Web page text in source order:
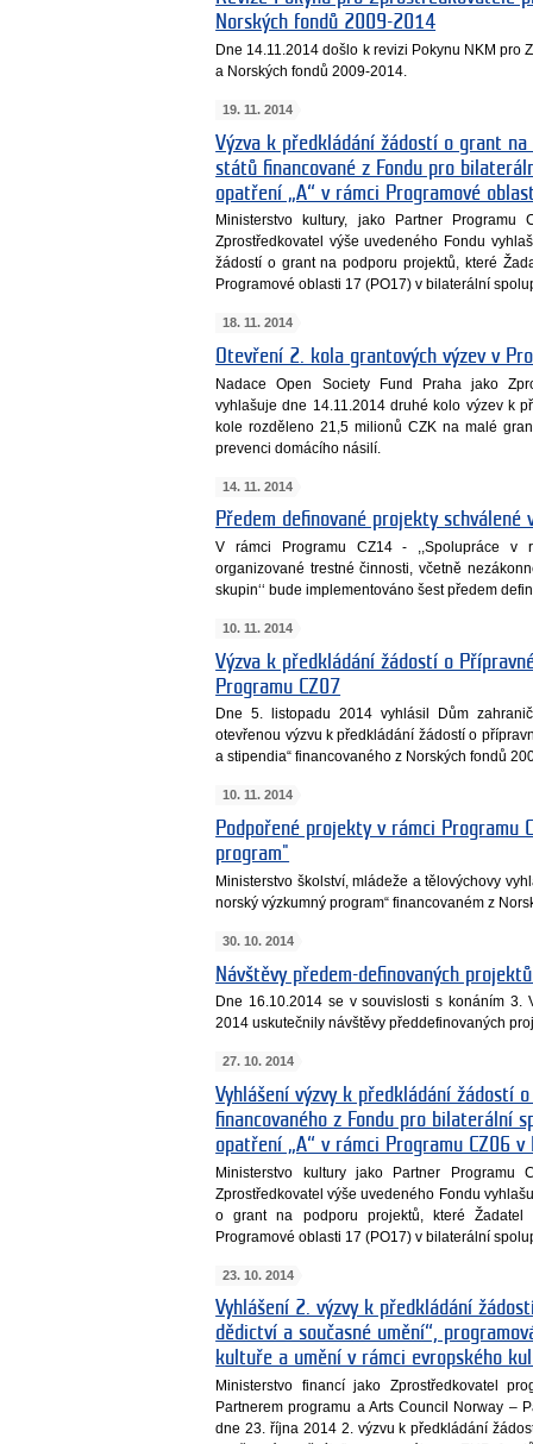
Norských fondů 2009-2014
Dne 14.11.2014 došlo k revizi Pokynu NKM pro
a Norských fondů 2009-2014.
19. 11. 2014
Výzva k předkládání žádostí o grant
států financované z Fondu pro
opatření „A“ v rámci Programové
Ministerstvo kultury, jako Partner
Zprostředkovatel výše uvedeného Fondu
žádostí o grant na podporu projektů, které
Programové oblasti 17 (PO17) v bilaterální
18. 11. 2014
Otevření 2. kola grantových výzev v
Nadace Open Society Fund Praha jako
vyhlašuje dne 14.11.2014 druhé kolo výzev k
kole rozděleno 21,5 milionů CZK na malé
prevenci domácího násilí.
14. 11. 2014
Předem definované projekty schválené
V rámci Programu CZ14 - ,,Spolupráce v
organizované trestné činnosti, včetně
skupin‘‘ bude implementováno šest předem
10. 11. 2014
Výzva k předkládání žádostí o
Programu CZ07
Dne 5. listopadu 2014 vyhlásil Dům
otevřenou výzvu k předkládání žádostí o
a stipendia“ financovaného z Norských fondů
10. 11. 2014
Podpořené projekty v rámci Programu
program"
Ministerstvo školství, mládeže a tělovýchovy
norský výzkumný program“ financovaném z
30. 10. 2014
Návštěvy předem-definovaných
Dne 16.10.2014 se v souvislosti s konáním 3.
2014 uskutečnily návštěvy předdefinovaných
27. 10. 2014
Vyhlášení výzvy k předkládání žádostí
financovaného z Fondu pro bilaterální
opatření „A“ v rámci Programu CZ06
Ministerstvo kultury jako Partner Programu
Zprostředkovatel výše uvedeného Fondu
o grant na podporu projektů, které
Programové oblasti 17 (PO17) v bilaterální
23. 10. 2014
Vyhlášení 2. výzvy k předkládání
dědictví a současné umění“,
kultuře a umění v rámci evropského
Ministerstvo financí jako Zprostředkovatel
Partnerem programu a Arts Council Norway –
dne 23. října 2014 2. výzvu k předkládání